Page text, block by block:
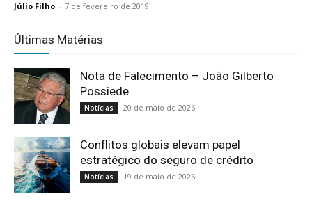
Júlio Filho - 7 de fevereiro de 2019
Últimas Matérias
Nota de Falecimento – João Gilberto
Possiede
Notícias 20 de maio de 2026
Conflitos globais elevam papel
estratégico do seguro de crédito
Notícias 19 de maio de 2026